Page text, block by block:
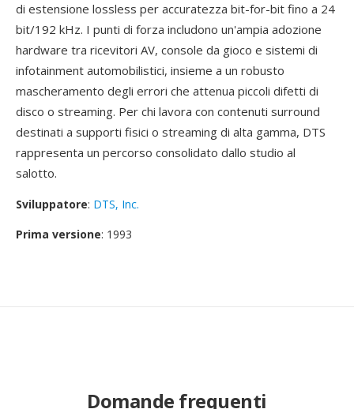
di estensione lossless per accuratezza bit-for-bit fino a 24
bit/192 kHz. I punti di forza includono un'ampia adozione
hardware tra ricevitori AV, console da gioco e sistemi di
infotainment automobilistici, insieme a un robusto
mascheramento degli errori che attenua piccoli difetti di
disco o streaming. Per chi lavora con contenuti surround
destinati a supporti fisici o streaming di alta gamma, DTS
rappresenta un percorso consolidato dallo studio al
salotto.
Sviluppatore: DTS, Inc.
Prima versione: 1993
Domande frequenti